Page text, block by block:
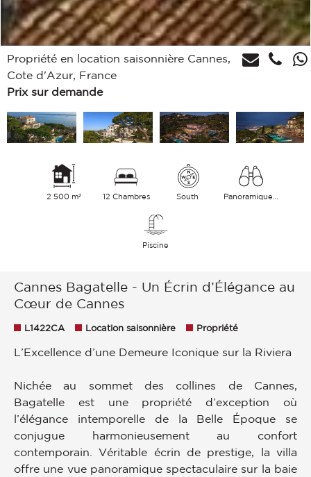
Propriété en location saisonnière Cannes,
Cote d'Azur, France
Prix sur demande
2 500 m² 12 Chambres South
Piscine
Cannes Bagatelle - Un Écrin d’Élégance au
Cœur de Cannes
L1422CA Location saisonnière Propriété
L’Excellence d’une Demeure Iconique sur la Riviera
Nichée au sommet des collines de Cannes,
Bagatelle est une propriété d’exception où
l’élégance intemporelle de la Belle Époque se
conjugue harmonieusement au confort
contemporain. Véritable écrin de prestige, la villa
offre une vue panoramique spectaculaire sur la baie